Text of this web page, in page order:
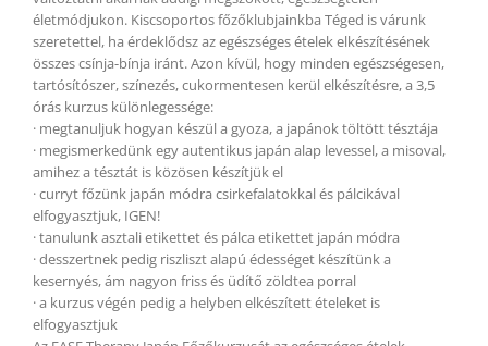
életmódjukon. Kiscsoportos főzőklubjainkba Téged is várunk
szeretettel, ha érdeklődsz az egészséges ételek elkészítésének
összes csínja-bínja iránt. Azon kívül, hogy minden egészségesen,
tartósítószer, színezés, cukormentesen kerül elkészítésre, a 3,5
órás kurzus különlegessége:
· megtanuljuk hogyan készül a gyoza, a japánok töltött tésztája
· megismerkedünk egy autentikus japán alap levessel, a misoval,
amihez a tésztát is közösen készítjük el
· curryt főzünk japán módra csirkefalatokkal és pálcikával
elfogyasztjuk, IGEN!
· tanulunk asztali etikettet és pálca etikettet japán módra
· desszertnek pedig riszliszt alapú édességet készítünk a
kesernyés, ám nagyon friss és üdítő zöldtea porral
· a kurzus végén pedig a helyben elkészített ételeket is
elfogyasztjuk